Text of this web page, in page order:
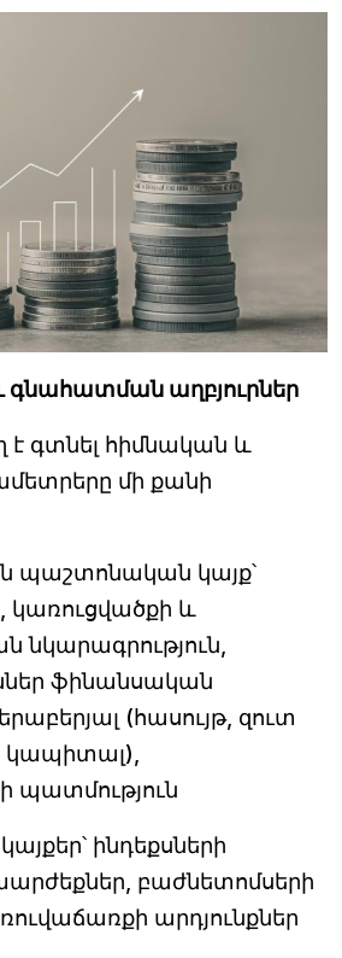
գնահատման աղբյուրներ
է գտնել հիմնական և
մի քանի
պաշտոնական կայք՝
կառուցվածքի և
նկարագրություն,
ֆինանսական
(հասույթ, զուտ
կապիտալ),
պատմություն
ինդեքսների
բաժնետոմսերի
արդյունքներ